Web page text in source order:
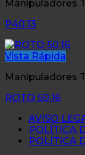
Manipuladores
P40.13
Vista Rápida
Manipuladores
ROTO 50.16
AVISO
POLÍTICA
POLÍTICA